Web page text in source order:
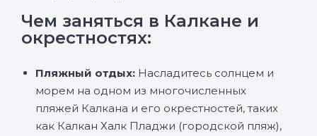
Чем заняться в Калкане и
окрестностях:
Пляжный отдых: Насладитесь солнцем и
морем на одном из многочисленных
пляжей Калкана и его окрестностей, таких
как Калкан Халк Пладжи (городской пляж),